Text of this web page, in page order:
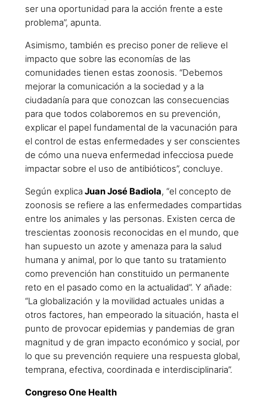
ser una oportunidad para la acción frente a este
problema”, apunta.
Asimismo, también es preciso poner de relieve el
impacto que sobre las economías de las
comunidades tienen estas zoonosis. “Debemos
mejorar la comunicación a la sociedad y a la
ciudadanía para que conozcan las consecuencias
para que todos colaboremos en su prevención,
explicar el papel fundamental de la vacunación para
el control de estas enfermedades y ser conscientes
de cómo una nueva enfermedad infecciosa puede
impactar sobre el uso de antibióticos”, concluye.
Según explica Juan José Badiola, “el concepto de
zoonosis se refiere a las enfermedades compartidas
entre los animales y las personas. Existen cerca de
trescientas zoonosis reconocidas en el mundo, que
han supuesto un azote y amenaza para la salud
humana y animal, por lo que tanto su tratamiento
como prevención han constituido un permanente
reto en el pasado como en la actualidad”. Y añade:
“La globalización y la movilidad actuales unidas a
otros factores, han empeorado la situación, hasta el
punto de provocar epidemias y pandemias de gran
magnitud y de gran impacto económico y social, por
lo que su prevención requiere una respuesta global,
temprana, efectiva, coordinada e interdisciplinaria”.
Congreso One Health